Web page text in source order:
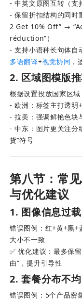
- 中英文原图互转（支
- 保留折扣结构的同时
2 Get 10% Off” →
réduction”）
- 支持小语种长句体自
多语翻译+视觉协同 ，
2. 区域图模版
根据设置投放国家区
- 欧洲：标签主打透明
- 拉美：强调鲜艳色
- 中东：图片更关注分
货”符号
第八节：常
与优化建议
1. 图像信息过
错误图例：红+黄+黑+
大小不一致
✅ 优化建议：最多保
由”，提升引导性
2. 套餐分布不
错误图例：5个产品密